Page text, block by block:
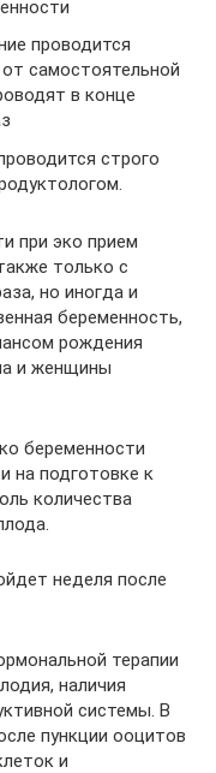
проводится
самостоятельной
в конце
строго
при эко прием
только с
но иногда и
беременность,
рождения
и женщины
беременности
на подготовке к
количества
неделя после
терапии
наличия
системы. В
пункции ооцитов
и